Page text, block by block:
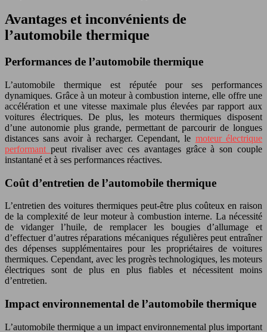
Avantages et inconvénients de
l’automobile thermique
Performances de l’automobile thermique
L’automobile thermique est réputée pour ses performances
dynamiques. Grâce à un moteur à combustion interne, elle offre une
accélération et une vitesse maximale plus élevées par rapport aux
voitures électriques. De plus, les moteurs thermiques disposent
d’une autonomie plus grande, permettant de parcourir de longues
distances sans avoir à recharger. Cependant, le moteur électrique
performant peut rivaliser avec ces avantages grâce à son couple
instantané et à ses performances réactives.
Coût d’entretien de l’automobile thermique
L’entretien des voitures thermiques peut-être plus coûteux en raison
de la complexité de leur moteur à combustion interne. La nécessité
de vidanger l’huile, de remplacer les bougies d’allumage et
d’effectuer d’autres réparations mécaniques régulières peut entraîner
des dépenses supplémentaires pour les propriétaires de voitures
thermiques. Cependant, avec les progrès technologiques, les moteurs
électriques sont de plus en plus fiables et nécessitent moins
d’entretien.
Impact environnemental de l’automobile thermique
L’automobile thermique a un impact environnemental plus important